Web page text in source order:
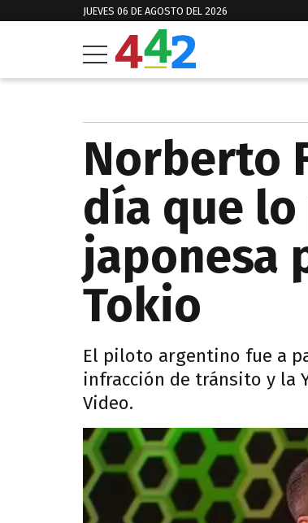
JUEVES 06 DE AGOSTO DEL 2026
Norberto
día que
japonesa
Tokio
El piloto argentino fue a
infracción de tránsito y la
Video.